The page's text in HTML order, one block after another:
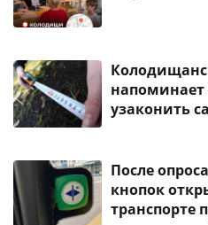
узаконить
После
кнопок
транспорте